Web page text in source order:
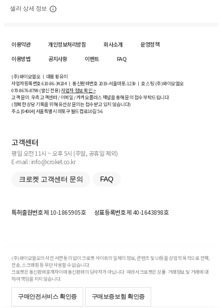
셀러 상세 정보
이용약관 개인정보처리방침 회사소개
운영정책
이용방법
공지사항 이벤트 FAQ
(주)와이오엘오 ㅣ 대표 황유미
사업자등록번호610-86-34204ㅣ 통신판매번호 2019-서울마포-1239 ㅣ 호스팅 (주)와이오엘오
070-8676-8799 (발신 전용)사업자 정보 확인 >
고객 문의: 우측 고객센터 / 이메일 / 카카오플러스 채널을 통해 문의 접수 부탁드립니다.
(정확한 상담 기록을 위해 유선상 문의는 접수받고 있지 않습니다)
주소 [04004] 서울특별시 마포구 월드컵로10길5-6
고객센터
평일 오전 11시 ~ 오후 5시 (주말, 공휴일 제외)
E-mail : info@croket.co.kr
크로켓 고객센터 문의 FAQ
특허출원번호제 10-1865905호 상표등록번호제 40-1643898호
(주)와이오엘오의 사전 서면 동의 없이 크로켓 사이트의 일체의 정보, 콘텐츠 및 UI등을 상업적 목적으로 전재,
전송, 스크래핑 등 무단 사용할 수 없습니다.
크로켓은 통신판매중개자이며 통신판매의 당사자가 아닙니다. 따라서 크로켓은 상품·거래정보 및 거래에 대
하여 책임을 지지 않습니다.
구매안전서비스 확인증 구매보증보험 확인증